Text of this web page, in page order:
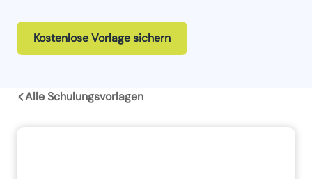
Kostenlose Vorlage sichern
Alle Schulungsvorlagen